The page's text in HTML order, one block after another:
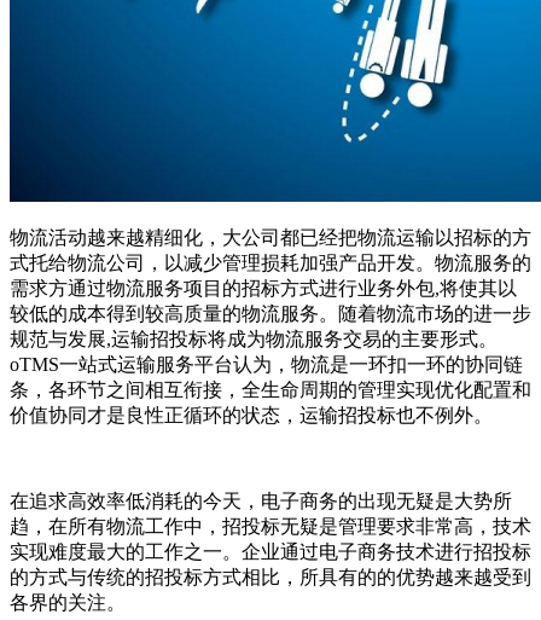
物流活动越来越精细化，大公司都已经把物流运输以招标的方
式托给物流公司，以减少管理损耗加强产品开发。物流服务的
需求方通过物流服务项目的招标方式进行业务外包,将使其以
较低的成本得到较高质量的物流服务。随着物流市场的进一步
规范与发展,运输招投标将成为物流服务交易的主要形式。
oTMS一站式运输服务平台认为，物流是一环扣一环的协同链
条，各环节之间相互衔接，全生命周期的管理实现优化配置和
价值协同才是良性正循环的状态，运输招投标也不例外。
在追求高效率低消耗的今天，电子商务的出现无疑是大势所
趋，在所有物流工作中，招投标无疑是管理要求非常高，技术
实现难度最大的工作之一。企业通过电子商务技术进行招投标
的方式与传统的招投标方式相比，所具有的的优势越来越受到
各界的关注。